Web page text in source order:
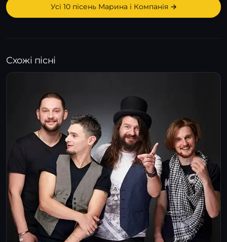
Усі 10 пісень Марина і Компанія →
Схожі пісні